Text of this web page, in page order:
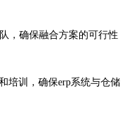
，确保融合方案的可行性
培训，确保erp系统与仓储